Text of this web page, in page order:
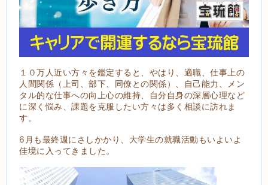
１０万人近い方々を鑑定すると、やはり、適職、仕事上の
人間関係（上司、部下、同僚との関係）、自己能力、メン
タル的な仕事への向上心の維持、自分自身の深層心理など
に深く悩み、課題を克服したい方々は多く相談に訪れま
す。
6月も最終週にさしかかり、大学生の就職活動もいよいよ
佳境に入ってきました。